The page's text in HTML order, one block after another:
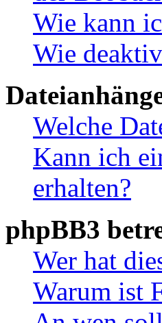
Wie kann
Wie
Welche
Kann ich
erhalten?
phpBB3
Wer hat
Warum ist